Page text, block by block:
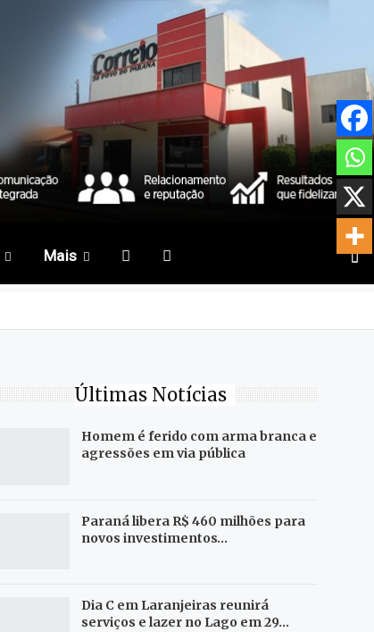
Mais
Últimas Notícias
Homem é ferido com arma branca e
agressões em via pública
Paraná libera R$ 460 milhões para
novos investimentos…
Dia C em Laranjeiras reunirá
serviços e lazer no Lago em 29…